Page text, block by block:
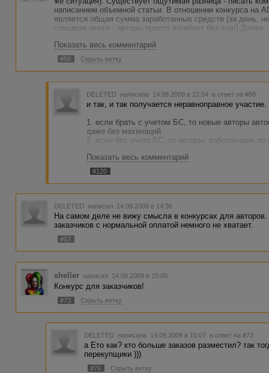
написанием объемной статьи. В отношении конкурса на
является общая сумма заработанных средств (за день,
слишком много - авторы просто погибнут без сна!)
возможность махинаций и т.п. Товарищи, вероятно все
знакомые с математикой, не станут рисковать и
В общем, мое мнение таково - конкурс для авторов по
период времени по всем заказам, включая белые
Показать весь комментарий
#58 Скрыть ветку
DELETED написала 14.09.2009 в 22:54 в ответ на #58
и так, и так получается неравноправное участие.
1. если брать с учетом БС, то новые авторы
даже без махинаций.
2. если без учета БС, то авторы, работающие по
В любом случае, конкурс не получится "для
вариант - новые "лица" будут открыты, шанс
Показать весь комментарий
#120
DELETED написал 14.09.2009 в 14:36
На самом деле не вижу смысла в конкурсах для
заказчиков с нормальной оплатой немного не хватает.
#63
sheller написал 14.09.2009 в 15:05
Конкурс для заказчиков!
#73 Скрыть ветку
DELETED написала 14.09.2009 в 15:07 в ответ на #73
а Ето как? кто больше заказов разместил? так
перекупщики )))
#76 Скрыть ветку